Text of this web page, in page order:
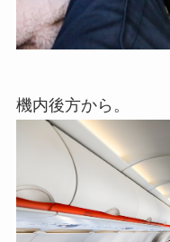
機内後方から。